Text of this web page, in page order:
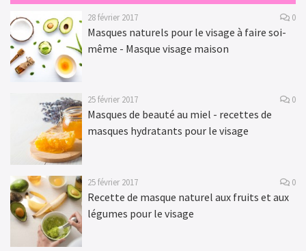
28 février 2017 0
Masques naturels pour le visage à faire soi-
même - Masque visage maison
25 février 2017 0
Masques de beauté au miel - recettes de
masques hydratants pour le visage
25 février 2017 0
Recette de masque naturel aux fruits et aux
légumes pour le visage